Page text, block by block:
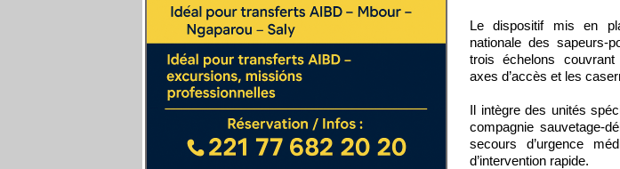
Le dispositif mis en
nationale des sapeurs-
trois échelons
axes d’accès et les
Il intègre des unités
compagnie sauvetage-
secours d’urgence
d’intervention rapide.